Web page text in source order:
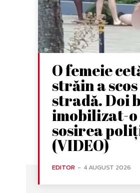
O femeie
străin a
stradă. Doi
imobilizat-o
sosirea
(VIDEO)
EDITOR - 4 AUGUST 2026